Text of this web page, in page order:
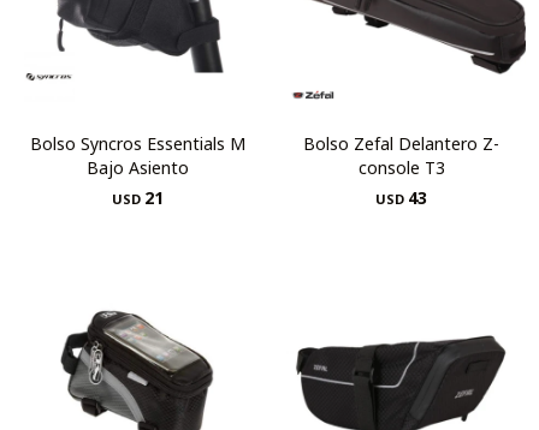
Bolso Syncros Essentials M
Bajo Asiento
USD 21
Bolso Zefal Delantero Z-
console T3
USD 43